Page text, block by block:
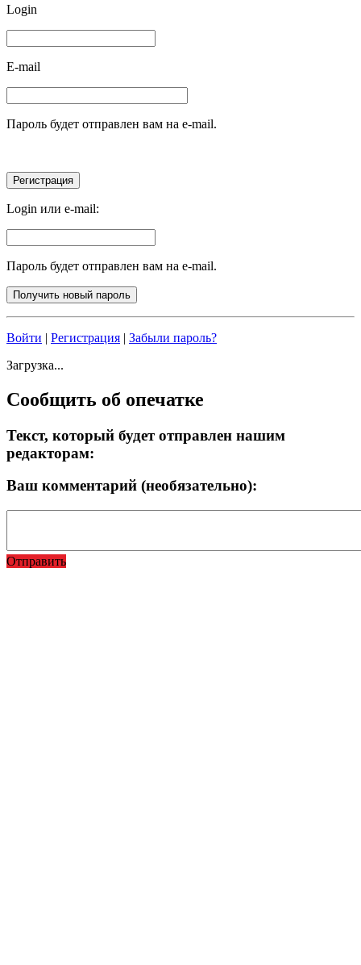
Login
E-mail
Пароль будет отправлен вам на e-mail.
Login или e-mail:
Пароль будет отправлен вам на e-mail.
Войти | Регистрация | Забыли пароль?
Загрузка...
Сообщить об опечатке
Текст, который будет отправлен нашим
редакторам:
Ваш комментарий (необязательно):
Отправить